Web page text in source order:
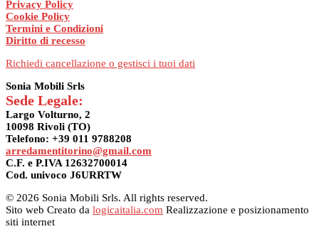
Privacy Policy
Cookie Policy
Termini e Condizioni
Diritto di recesso
Richiedi cancellazione o gestisci i tuoi dati
Sonia Mobili Srls
Sede Legale:
Largo Volturno, 2
10098 Rivoli (TO)
Telefono: +39 011 9788208
arredamentitorino@gmail.com
C.F. e P.IVA 12632700014
Cod. univoco J6URRTW
© 2026 Sonia Mobili Srls. All rights reserved.
Sito web Creato da logicaitalia.com Realizzazione e posizionamento
siti internet